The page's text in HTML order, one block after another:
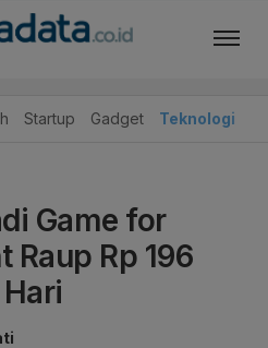
Startup Gadget Teknologi
Game for
Raup Rp 196